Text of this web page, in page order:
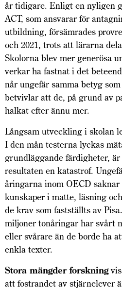
år tidigare. Enligt en nyligen
ACT, som ansvarar för
utbildning, försämrades
och 2021, trots att lärarna
Skolorna blev mer generösa
verkar ha fastnat i det
når ungefär samma betyg
betvivlar att de, på grund av
halkat efter ännu mer.
Långsam utveckling i skolan
I den mån testerna lyckas
grundläggande färdigheter,
resultaten en katastrof.
åringarna inom OECD
kunskaper i matte, läsning
de krav som fastställts av
miljoner ton­åringar har svårt
eller svårare än de borde ha
enkla texter.
Stora mängder forskning
att fostrandet av stjärnelever